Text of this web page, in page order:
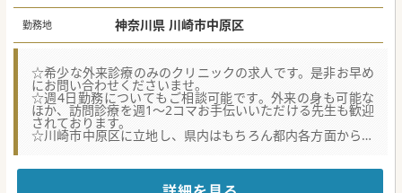
勤務地 神奈川県 川崎市中原区
☆希少な外来診療のみのクリニックの求人です。是非お早め
にお問い合わせくださいませ。
☆週4日勤務についてもご相談可能です。外来の身も可能な
ほか、訪問診療を週1～2コマお手伝いいただける先生も歓迎
されております。
☆川崎市中原区に立地し、県内はもちろん都内各方面から通
勤可能です。
★☆コンサルタントからのメッセージ★☆
川崎市・横浜市に訪問診療クリニックを複数展開する法人が